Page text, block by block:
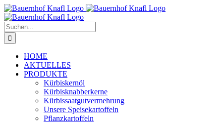
Zum
Inhalt
springen
Suche
nach:
HOME
AKTUELLES
PRODUKTE
Kürbiskernöl
Kürbisknabberkerne
Kürbissaatgutvermehrung
Unsere Speisekartoffeln
Pflanzkartoffeln